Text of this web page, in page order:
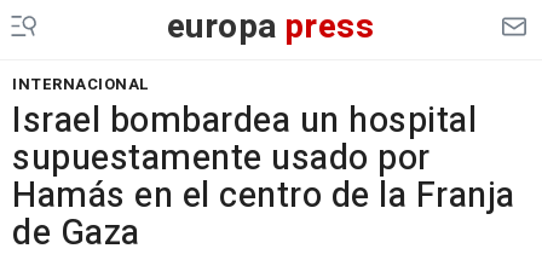
europa press
INTERNACIONAL
Israel bombardea un hospital
supuestamente usado por
Hamás en el centro de la Franja
de Gaza